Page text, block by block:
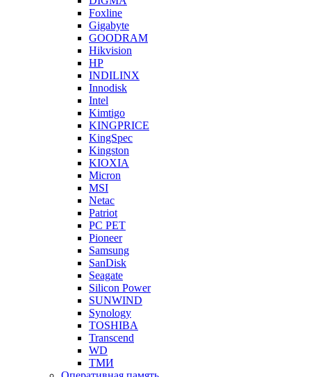
Foxline
Gigabyte
GOODRAM
Hikvision
HP
INDILINX
Innodisk
Intel
Kimtigo
KINGPRICE
KingSpec
Kingston
KIOXIA
Micron
MSI
Netac
Patriot
PC PET
Pioneer
Samsung
SanDisk
Seagate
Silicon Power
SUNWIND
Synology
TOSHIBA
Transcend
WD
ТМИ